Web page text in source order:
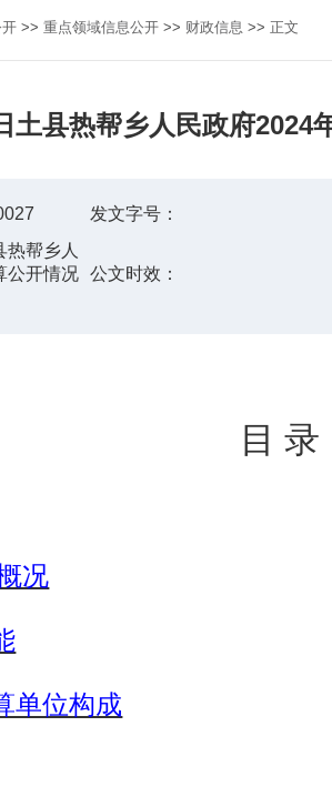
>>重点领域信息公开 >> 财政信息 >>正文
土县热帮乡人民政府2024
发文字号：
热帮乡人
公开情况 公文时效：
目 录
况
单位构成